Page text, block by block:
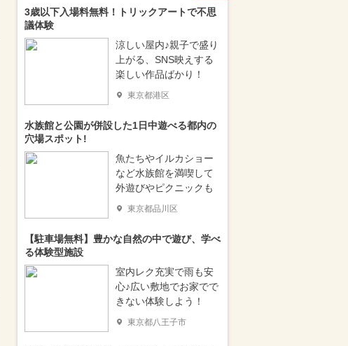
3歳以下入場料無料！トリックアートで不思
議体験
涼しい屋内♪親子で盛り
上がる、SNS映えする
楽しい作品ばかり！
東京都港区
水族館と公園が併設した1日中遊べる都内の
穴場スポット!
魚たちやイルカショー
など水族館を満喫して
外遊びやピクニックも
東京都品川区
【駐車場無料】豊かな自然の中で遊び、学べ
る体験型施設
室内レク充実で雨も安
心♪広い敷地でお家でで
きない体験しよう！
東京都八王子市